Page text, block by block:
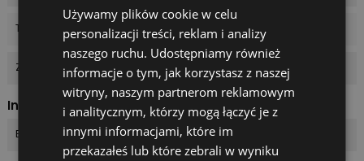
Typ produktu Korona / wiertło koronowe
Zestaw
Indeksy
EAN13 4014468033384
Używamy plików cookie w celu
personalizacji treści, reklam i analizy
naszego ruchu. Udostępniamy również
informacje o tym, jak korzystasz z naszej
witryny, naszym partnerom reklamowym
i analitycznym, którzy mogą łączyć je z
innymi informacjami, które im
przekazałeś lub które zebrali w wyniku